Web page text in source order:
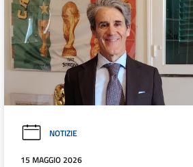
NOTIZIE
15 MAGGIO 2026